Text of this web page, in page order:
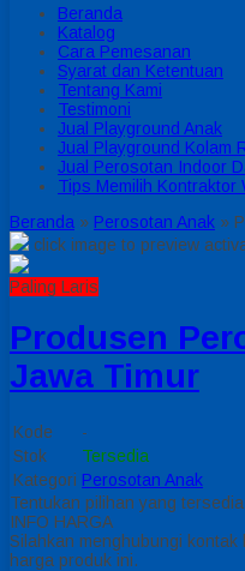
Beranda
Katalog
Cara Pemesanan
Syarat dan Ketentuan
Tentang Kami
Testimoni
Jual Playground Anak
Jual Playground Kolam
Jual Perosotan Indoor
Tips Memilih Kontraktor
Beranda » Perosotan Anak »
click image to preview
Paling Laris
Produsen
Jawa Timur
Kode
-
Stok
Tersedia
Kategori Perosotan Anak
Tentukan pilihan yang
INFO HARGA
Silahkan menghubungi
harga produk ini.